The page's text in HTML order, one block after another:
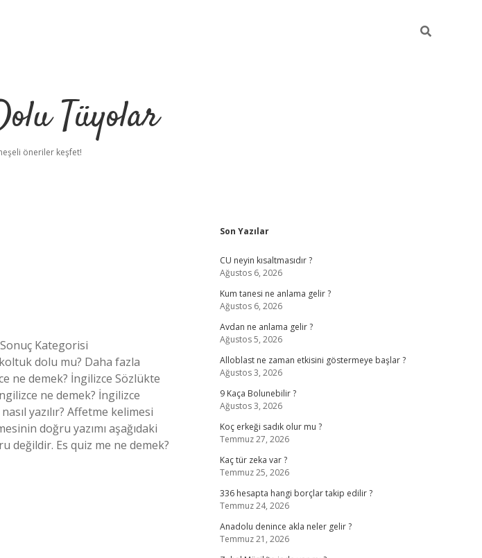
Tüyolar
öneriler keşfet!
Kategorisi
dolu mu? Daha fazla
ne demek? İngilizce Sözlükte
ne demek? İngilizce
yazılır? Affetme kelimesi
doğru yazımı aşağıdaki
değildir. Es quiz me ne demek?
Sidebar
Son Yazılar
CU neyin kısaltmasıdır ?
Ağustos 6, 2026
Kum tanesi ne anlama gelir ?
Ağustos 6, 2026
Avdan ne anlama gelir ?
Ağustos 5, 2026
Alloblast ne zaman etkisini göstermeye başlar ?
Ağustos 3, 2026
9 Kaça Bolunebilir ?
Ağustos 3, 2026
Koç erkeği sadık olur mu ?
Temmuz 27, 2026
Kaç tür zeka var ?
Temmuz 25, 2026
336 hesapta hangi borçlar takip edilir ?
Temmuz 24, 2026
Anadolu denince akla neler gelir ?
Temmuz 21, 2026